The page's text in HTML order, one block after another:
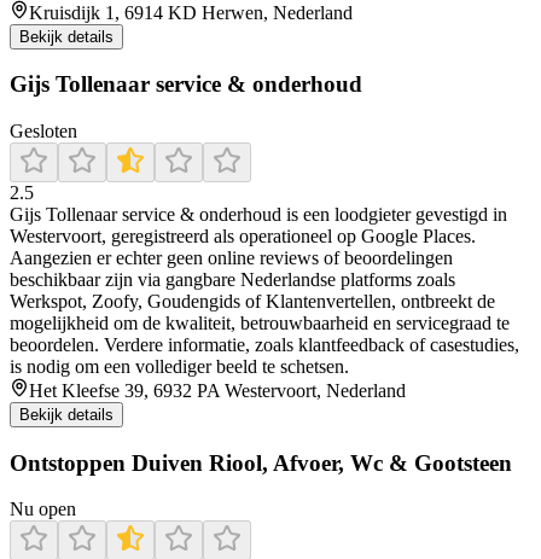
Kruisdijk 1, 6914 KD Herwen, Nederland
Bekijk details
Gijs Tollenaar service & onderhoud
Gesloten
2.5
Gijs Tollenaar service & onderhoud is een loodgieter gevestigd in
Westervoort, geregistreerd als operationeel op Google Places.
Aangezien er echter geen online reviews of beoordelingen
beschikbaar zijn via gangbare Nederlandse platforms zoals
Werkspot, Zoofy, Goudengids of Klantenvertellen, ontbreekt de
mogelijkheid om de kwaliteit, betrouwbaarheid en servicegraad te
beoordelen. Verdere informatie, zoals klantfeedback of casestudies,
is nodig om een vollediger beeld te schetsen.
Het Kleefse 39, 6932 PA Westervoort, Nederland
Bekijk details
Ontstoppen Duiven Riool, Afvoer, Wc & Gootsteen
Nu open